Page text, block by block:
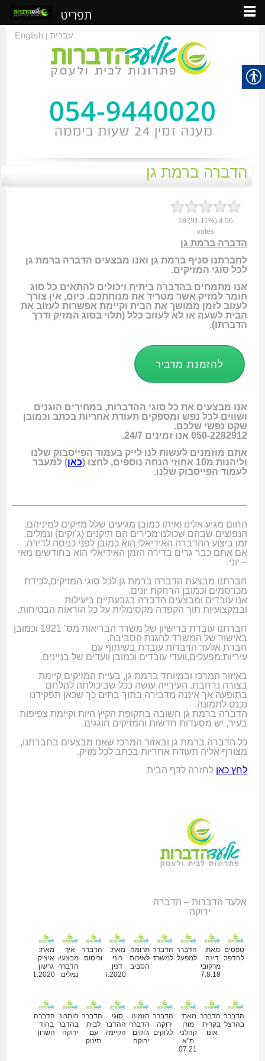
עברית|
English
הדברה ברמת גן
4.56
(91.11%)
18
votes
הדברה ברמת גן
לחברתנו סניף ברמת גן ואנו מבצעים הדברה ברמת גן
לכל סוגי המזיקים.
אנו מתמחים בהדברה ביתית ויכולים להתאים כל סוג
חומר למזיק אשר מטריד את מנוחתכם. כיום, אין צורך
לעזוב לזמן ממושך את הבית וקיימת אפשרות לעזוב את
הבית לשעה או לא לעזוב כלל (תלוי בסוג המזיק ודרך
הדברתו).
להזמנת מדביר
אנו מבצעים את כל סוגי ההדברות, במחירים הוגנים
ושווים לכל נפש ומספקים תעודת אחריות בכתב וכמובן
שקט נפשי שלכם.
050-2282912 אנו זמינים 24/7.
אתם מוזמנים לעשות לנו לייק בעמוד הפייסבוק שלנו
וליהנות מ10 אחוזי הנחה נוספים,
לחצו (כאן) למעבר
לעמוד הפייסבוק שלנו.
החום מגיע אלינו ואיתו כמובן מגיעים שלל מזיקים למיניהם.
הנפוצים שבהם שכולנו מכירים הם תיקנים (ג’וקים) ונמלים.
זמן ביצוע ההדברה האידיאלי הוא כמובן לפני כניסה לדירה.
אם אתם כבר גרים בדירה הזמן האידיאלי הוא בחודשים מאי
– יוני.
חברתנו מבצעת הדברה ברמת גן לכל סוגי המזיקים,לכידת
מכרסמים וכמובן הרחקת יונים.
אנו עובדים ומבצעים הדברה בגבעתיים ביעילות
ובמקצועיות תוך הקפדה מקסימלית על כל הוראות הבטיחות.
חברתנו עובדת ברישיון של משרד הבריאות מס’ 1921 וכמובן
באישור של המשרד להגנת הסביבה.
חברת אלעד הדברות עובדת בשיתוף עם
עיריות,מפעלים,וועדי עובדים וכמובן וועדים של בניינים.
באיזור המרכז ובמיוחד ברמת גן, בעיית המזיקים קיימת
בצורה נרחבת. העירייה עושה ככל שביכולתה להלחם
בתופעה אך איננה מדבירה בתוך בתים כך שכאן תפקידנו
נכנס לתמונה.
הדברה ברמת גן חשובה בתקופת הקיץ היות וקיימת צפיפות
בעיר, יש מסעדות חדשות והמזיקים חוגגים.
כל הדברה ברמת גן ובאזור המרכז שאנו מבצעים בחברתנו,
מצורף אליה תעודת אחריות בכתב לכל מזיק.
לחץ כאן לחזרה לדף הבית
אלעד הדברות – הדברה
ירוקה
טפסים
להדפסה
מאת:
דינה
מרקוביץ
27.8.18
הדברה
למפעלים
הדברה
למשרד
תרומה
לאיכות
הסביבה
מאת:
רוני
דנין
30.06.2020
הדברה
וריסוס
איך
מבצעים
הדברת
נמלים
מאת:
איציק
גרשון
18.11.2020
הדברה
בהרצליה
הדברה
בקרית
אונו
מאת:
מורן
קהלני
ת"א
07.07.21
הדברה
ירוקה
לג'וקים
הזמינו
הדברת
ג'וקים
ירוקה
סוגי
ההדברה
הקיימים
הדברה
לבית
עם
תינוק
היתרונות
בהדברה
ירוקה
הדברה
בהוד
השרון
תפריט